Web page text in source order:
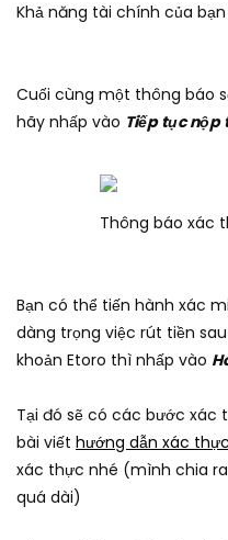
Khả năng tài chính của bạn
Cuối cùng một thông báo
hãy nhấp vào Tiếp tục nộp
Thông báo xác
Bạn có thể tiến hành xác
dàng trọng việc rút tiền
khoản Etoro thì nhấp vào
Tại đó sẽ có các bước xác
bài viết hướng dẫn xác
xác thực nhé (mình chia
quá dài)